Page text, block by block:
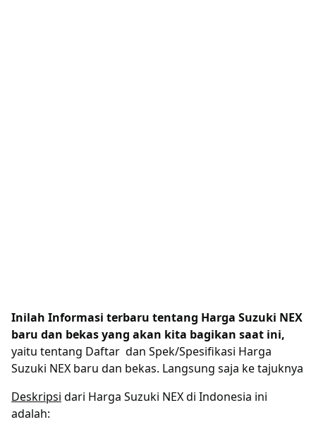
Inilah Informasi terbaru tentang Harga Suzuki NEX
baru dan bekas yang akan kita bagikan saat ini,
yaitu tentang Daftar dan Spek/Spesifikasi Harga
Suzuki NEX baru dan bekas. Langsung saja ke tajuknya
Deskripsi dari Harga Suzuki NEX di Indonesia ini
adalah: